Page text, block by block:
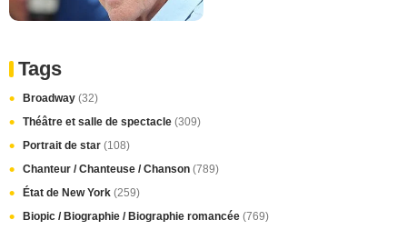
Tags
Broadway (32)
Théâtre et salle de spectacle (309)
Portrait de star (108)
Chanteur / Chanteuse / Chanson (789)
État de New York (259)
Biopic / Biographie / Biographie romancée (769)